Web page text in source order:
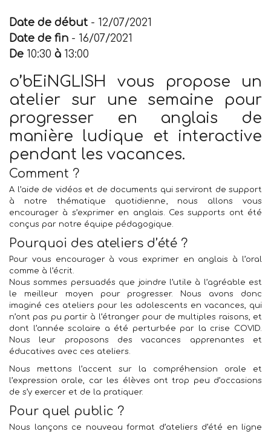
Date de début - 12/07/2021
Date de fin - 16/07/2021
De 10:30 à 13:00
o’bEiNGLISH vous propose un
atelier sur une semaine pour
progresser en anglais de
manière ludique et interactive
pendant les vacances.
Comment ?
A l’aide de vidéos et de documents qui serviront de support
à notre thématique quotidienne, nous allons vous
encourager à s’exprimer en anglais. Ces supports ont été
conçus par notre équipe pédagogique.
Pourquoi des ateliers d’été ?
Pour vous encourager à vous exprimer en anglais à l’oral
comme à l’écrit.
Nous sommes persuadés que joindre l’utile à l’agréable est
le meilleur moyen pour progresser. Nous avons donc
imaginé ces ateliers pour les adolescents en vacances, qui
n’ont pas pu partir à l’étranger pour de multiples raisons, et
dont l’année scolaire a été perturbée par la crise COVID.
Nous leur proposons des vacances apprenantes et
éducatives avec ces ateliers.
Nous mettons l’accent sur la compréhension orale et
l’expression orale, car les élèves ont trop peu d’occasions
de s’y exercer et de la pratiquer.
Pour quel public ?
Nous lançons ce nouveau format d’ateliers d’été en ligne